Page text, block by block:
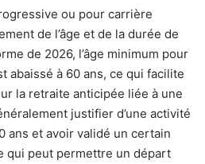
ou pour carrière
de l’âge et de la durée de
de 2026, l’âge minimum pour
abaissé à 60 ans, ce qui facilite
la retraite anticipée liée à une
justifier d’une activité
ans et avoir validé un certain
qui peut permettre un départ